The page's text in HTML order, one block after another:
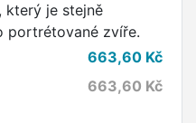
který je stejně
portrétované zvíře.
663,60 Kč
663,60 Kč